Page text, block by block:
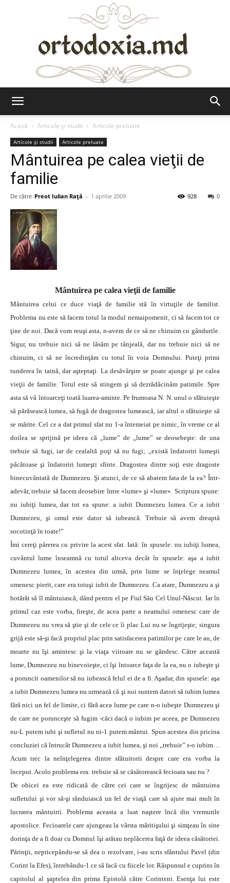
Acasă
Articole şi studii Articole preluate
Articole şi studii Articole preluate
Mântuirea pe calea vieţii de
familie
De către Preot Iulian Raţă - 1 aprilie 2009 0
928
Mântuirea pe calea vieţii de familie
Mântuirea celui ce duce viaţă de familie stă în virtuţile de familist.
Problema nu este să facem totul la modul nemaipomenit, ci să facem tot ce
ţine de noi. Dacă vom reuşi asta, n-avem de ce să ne chinuim cu gândurile.
Sigur, nu trebuie nici să ne lăsăm pe tânjeală, dar nu trebuie nici să ne
chinuim, ci să ne încredinţăm cu totul în voia Domnului. Puteţi primi
tunderea în taină, dar aşteptaţi. La desăvârşire se poate ajunge şi pe calea
vieţii de familie. Totul este să stingem şi să dezrădăcinăm patimile. Spre
asta să vă întoarceţi toată luarea-aminte. Pe frumoasa N. N. unul o sfătuieşte
să părăsească lumea, să fugă de dragostea lumească, iar altul o sfătuieşte să
se mărite. Cel ce a dat primul sfat nu 1-a întemeiat pe nimic, în vreme ce al
doilea se sprijină pe ideea că „lume” de „lume” se deosebeşte: de una
trebuie să fugi, iar de cealaltă poţi să nu fugi; „există îndatoriri lumeşti
păcătoase şi îndatoriri lumeşti sfinte. Dragostea dintre soţi este dragoste
binecuvântată de Dumnezeu. Şi atunci, de ce să abatem fata de la ea? Într-
adevăr, trebuie să facem deosebire între «lume» şi «lume». Scriptura spune:
nu iubiţi lumea, dar tot ea spune: a iubit Dumnezeu lumea. Ce a iubit
Dumnezeu, şi omul este dator să iubească. Trebuie să avem dreaptă
socotinţă în toate!”
Îmi cereţi părerea cu privire la acest sfat. Iată: în spusele: nu iubiţi lumea,
cuvântul lume înseamnă cu totul altceva decât în spusele: aşa a iubit
Dumnezeu lumea, în acestea din urmă, prin lume se înţelege neamul
omenesc pierit, care era totuşi iubit de Dumnezeu. Ca atare, Dumnezeu a şi
hotărât să îl mântuiască, dând pentru el pe Fiul Său Cel Unul-Născut. Iar în
primul caz este vorba, fireşte, de acea parte a neamului omenesc care de
Dumnezeu nu vrea să ştie şi de cele ce îi plac Lui nu se îngrijeşte; singura
grijă este să-şi facă propriul plac prin satisfacerea patimilor pe care le au, de
moarte nu îşi amintesc şi la viaţa viitoare nu se gândesc. Către această
lume, Dumnezeu nu binevoieşte, ci îşi întoarce faţa de la ea, nu o iubeşte şi
a poruncit oamenilor să nu iubească felul ei de a fi. Aşadar, din spusele: aşa
a iubit Dumnezeu lumea nu urmează că şi noi suntem datori să iubim lumea
fără nici un fel de limite, ci fără acea lume pe care n-o iubeşte Dumnezeu şi
de care ne porunceşte să fugim -căci dacă o iubim pe aceea, pe Dumnezeu
nu-L putem iubi şi sufletul nu ni-1 putem mântui. Spun acestea din pricina
concluziei că întrucât Dumnezeu a iubit lumea, şi noi „trebuie” s-o iubim…
Acum trec la neînţelegerea dintre sfătuitorii despre care era vorba la
început. Acolo problema era: trebuie să se căsătorească fecioara sau nu ?
De obicei ea este ridicată de către cei care se îngrijesc de mântuirea
sufletului şi vor să-şi rânduiască un fel de viaţă care să ajute mai mult în
lucrarea mântuirii. Problema aceasta a luat naştere încă din vremurile
apostolice. Fecioarele care ajungeau la vârsta măritişului şi simţeau în sine
dorinţa de a fi doar cu Domnul îşi arătau neplăcerea faţă de ideea căsătoriei.
Părinţii, nepricepându-se să dea o rezolvare, i-au scris sfântului Pavel (din
Corint la Efes), întrebându-1 ce să facă cu fiicele lor. Răspunsul e cuprins în
capitolul al şaptelea din prima Epistolă către Corinteni. Esenţa lui este